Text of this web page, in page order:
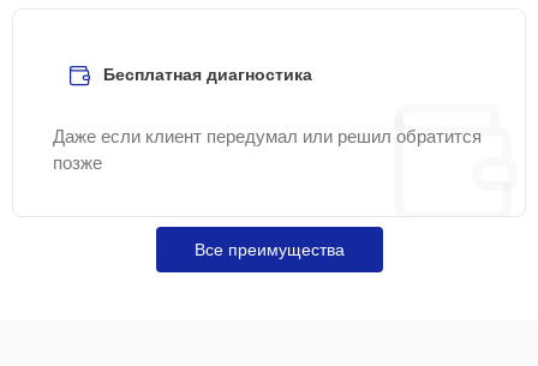
Бесплатная диагностика
Даже если клиент передумал или решил обратится
позже
Все преимущества